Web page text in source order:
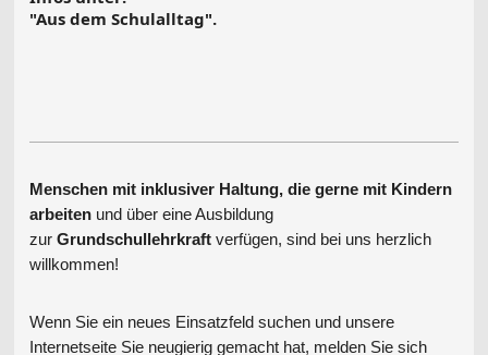
"Aus dem Schulalltag".
Menschen mit inklusiver Haltung, die gerne mit Kindern
arbeiten und über eine Ausbildung
zur Grundschullehrkraftverfügen, sind bei uns herzlich
willkommen!
Wenn Sie ein neues Einsatzfeld suchen und unsere
Internetseite Sie neugierig gemacht hat, melden Sie sich